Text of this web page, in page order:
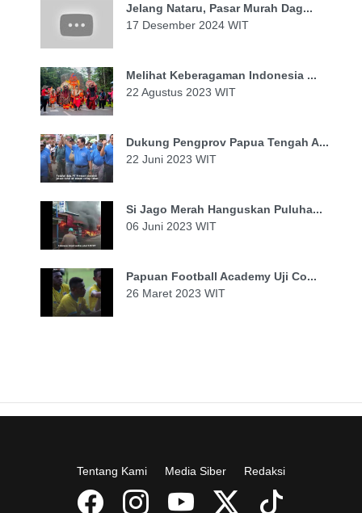
Jelang Nataru, Pasar Murah Dag...
17 Desember 2024 WIT
Melihat Keberagaman Indonesia ...
22 Agustus 2023 WIT
Dukung Pengprov Papua Tengah A...
22 Juni 2023 WIT
Si Jago Merah Hanguskan Puluha...
06 Juni 2023 WIT
Papuan Football Academy Uji Co...
26 Maret 2023 WIT
Tentang Kami Media Siber Redaksi